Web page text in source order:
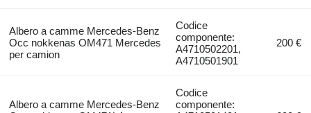
Albero a camme Mercedes-Benz
Occ nokkenas OM471 Mercedes
per camion
Codice
componente:
A4710502201,
A4710501901
200 €
Albero a camme Mercedes-Benz
Codice
componente: